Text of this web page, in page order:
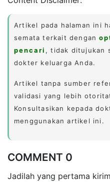
Artikel pada halaman ini
semata terkait dengan
pencari , tidak ditujukan
dokter keluarga Anda.
Artikel tanpa sumber
validasi yang lebih
Konsultasikan kepada
menggunakan artikel ini.
COMMENT 0
Jadilah yang pertama